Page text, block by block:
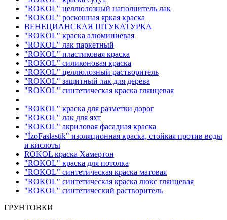
"ROKOL" целлюлозный наполнитель лак
"ROKOL" роскошная яркая краска
ВЕНЕЦИАНСКАЯ ШТУКАТУРКА
"ROKOL" краска алюминиевая
"ROKOL" лак паркетный
"ROKOL" пластиковая краска
"ROKOL" силиконовая краска
"ROKOL" целлюлозный растворитель
"ROKOL" защитный лак для дерева
"ROKOL" синтетическая краска глянцевая
"ROKOL" краска для разметки дорог
"ROKOL" лак для яхт
"ROKOL" акриловая фасадная краска
"İzoFaslastik" изоляционная краска, стойкая против воды
и кислоты
ROKOL краска Хамертон
"ROKOL" краска для потолка
"ROKOL" синтетическая краска матовая
"ROKOL" синтетическая краска люкс глянцевая
"ROKOL" синтетический растворитель
ГРУНТОВКИ